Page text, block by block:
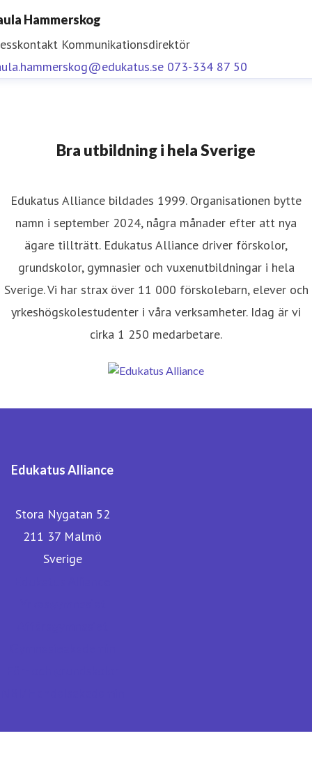
Hammerskog
Kommunikationsdirektör
073-334 87 50
Bra utbildning i hela Sverige
Edukatus Alliance bildades 1999. Organisationen bytte
namn i september 2024, några månader efter att nya
ägare tillträtt. Edukatus Alliance driver förskolor,
grundskolor, gymnasier och vuxenutbildningar i hela
Sverige. Vi har strax över 11 000 förskolebarn, elever och
yrkeshögskolestudenter i våra verksamheter. Idag är vi
cirka 1 250 medarbetare.
Edukatus Alliance
Stora Nygatan 52
211 37 Malmö
Sverige